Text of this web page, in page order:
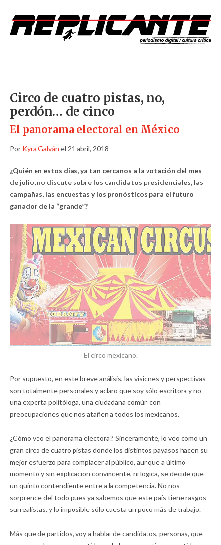
Circo de cuatro pistas, no,
perdón… de cinco
El panorama electoral en México
Por Kyra Galván el 21 abril, 2018
¿Quién en estos días, ya tan cercanos a la votación del mes
de julio, no discute sobre los candidatos presidenciales, las
campañas, las encuestas y los pronósticos para el futuro
ganador de la “grande”?
El circo mexicano.
Por supuesto, en este breve análisis, las visiones y perspectivas
son totalmente personales y aclaro que soy sólo escritora y no
una experta politóloga, una ciudadana común con
preocupaciones que nos atañen a todos los mexicanos.
¿Cómo veo el panorama electoral? Sinceramente, lo veo como un
gran circo de cuatro pistas donde los distintos payasos hacen su
mejor esfuerzo para complacer al público, aunque a último
momento y sin explicación convincente, ni lógica, se decide que
un quinto contendiente entre a la competencia. No nos
sorprende del todo pues ya sabemos que este país tiene rasgos
surrealistas, y lo imposible sólo cuesta un poco más de trabajo.
Más que de partidos, voy a hablar de candidatos, personas, que